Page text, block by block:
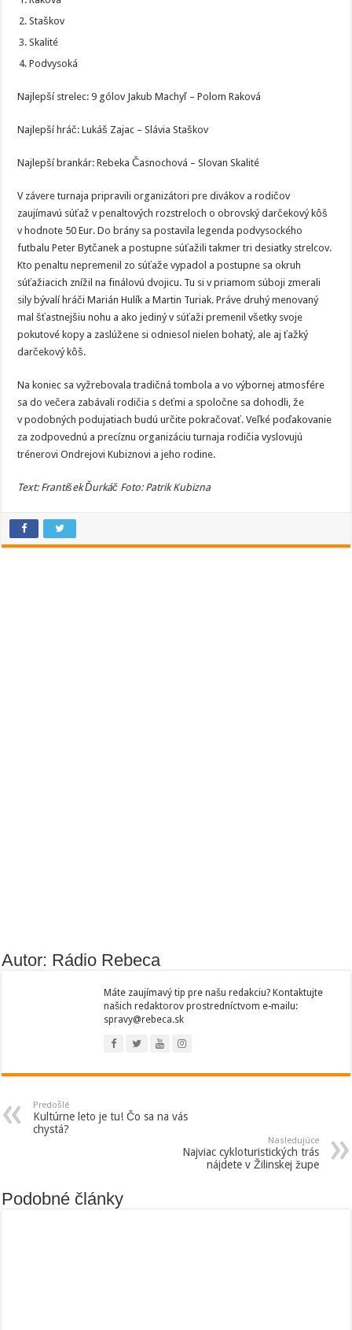
Staškov
Skalité
Podvysoká
Najlepší strelec: 9 gólov Jakub Machyľ – Polom Raková
Najlepší hráč: Lukáš Zajac – Slávia Staškov
Najlepší brankár: Rebeka Časnochová – Slovan Skalité
V závere turnaja pripravili organizátori pre divákov a rodičov
zaujímavú súťaž v penaltových rozstreloch o obrovský darčekový kôš
v hodnote 50 Eur. Do brány sa postavila legenda podvysockého
futbalu Peter Bytčanek a postupne súťažili takmer tri desiatky strelcov.
Kto penaltu nepremenil zo súťaže vypadol a postupne sa okruh
súťažiacich znížil na finálovú dvojicu. Tu si v priamom súboji zmerali
sily bývalí hráči Marián Hulík a Martin Turiak. Práve druhý menovaný
mal šťastnejšiu nohu a ako jediný v súťaži premenil všetky svoje
pokutové kopy a zaslúžene si odniesol nielen bohatý, ale aj ťažký
darčekový kôš.
Na koniec sa vyžrebovala tradičná tombola a vo výbornej atmosfére
sa do večera zabávali rodičia s deťmi a spoločne sa dohodli, že
v podobných podujatiach budú určite pokračovať. Veľké poďakovanie
za zodpovednú a precíznu organizáciu turnaja rodičia vyslovujú
trénerovi Ondrejovi Kubiznovi a jeho rodine.
Text: František Ďurkáč Foto: Patrik Kubizna
Autor: Rádio Rebeca
Máte zaujímavý tip pre našu redakciu? Kontaktujte
našich redaktorov prostredníctvom e-mailu:
spravy@rebeca.sk
Predošlé
Kultúrne leto je tu! Čo sa na vás
chystá?
Nasledujúce
Najviac cykloturistických trás
nájdete v Žilinskej župe
Podobné články